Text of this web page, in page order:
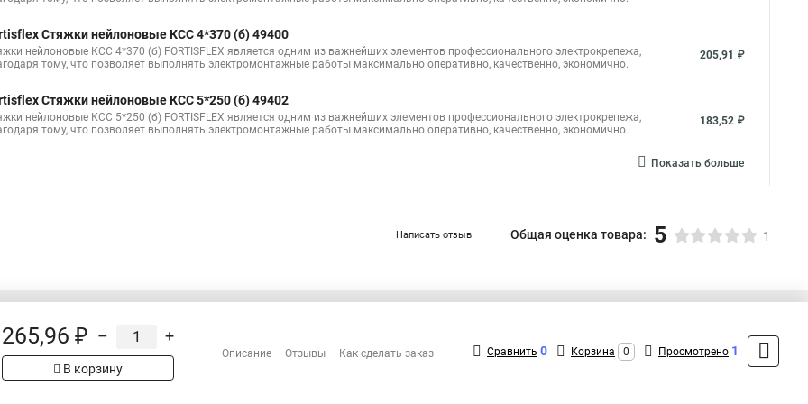
120 Металлические стяжки для труб Металлические стяжки для труб
Стяжки нейлоновые КСС 4*370 (б) 49400
нейлоновые КСС 4*370 (б) FORTISFLEX является одним из важнейших элементов профессионального электрокрепежа,
тому, что позволяет выполнять электромонтажные работы максимально оперативно, качественно, экономично.
205,91 ₽
Стяжки нейлоновые КСС 5*250 (б) 49402
нейлоновые КСС 5*250 (б) FORTISFLEX является одним из важнейших элементов профессионального электрокрепежа,
тому, что позволяет выполнять электромонтажные работы максимально оперативно, качественно, экономично.
183,52 ₽
Показать больше
Написать отзыв Общая оценка товара: 5 1
на сайте имеет
товар
Сотрудничество
+7 (495) 432-09-09
MAX: +7 (936) 148-00-15
265,96 ₽ – +
В корзину
Описание Отзывы Как сделать заказ Сравнить 0 Корзина 0 Просмотрено 1